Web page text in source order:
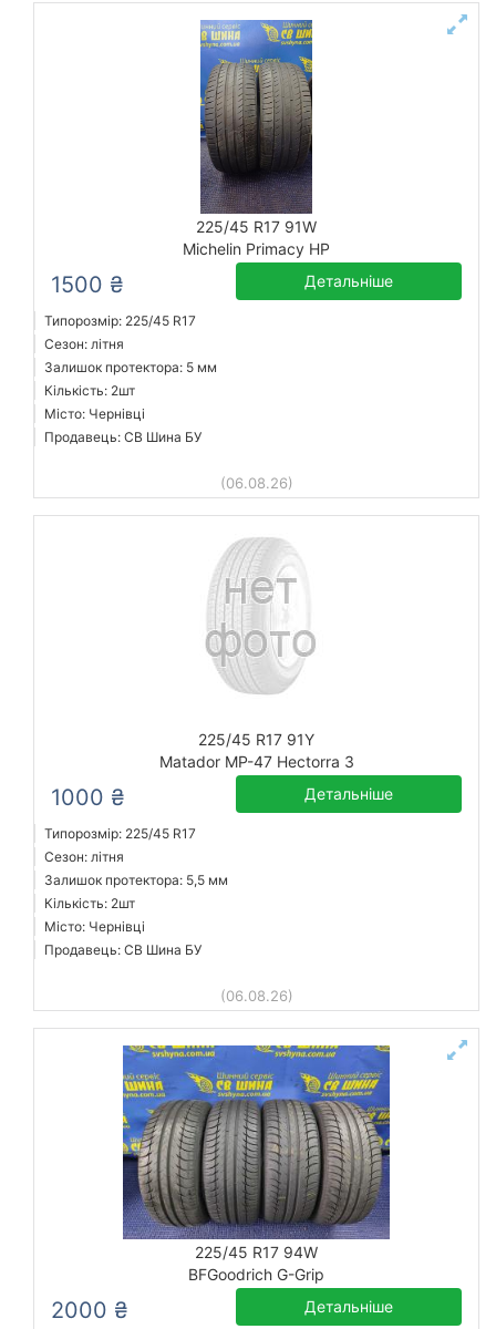
225/45 R17 91W
Michelin Primacy HP
1500 ₴ Детальніше
Типорозмір: 225/45 R17
Сезон: літня
Залишок протектора: 5 мм
Кількість: 2шт
Місто: Чернівці
Продавець: СВ Шина БУ
(06.08.26)
225/45 R17 91Y
Matador MP-47 Hectorra 3
1000 ₴ Детальніше
Типорозмір: 225/45 R17
Сезон: літня
Залишок протектора: 5,5 мм
Кількість: 2шт
Місто: Чернівці
Продавець: СВ Шина БУ
(06.08.26)
225/45 R17 94W
BFGoodrich G-Grip
2000 ₴ Детальніше